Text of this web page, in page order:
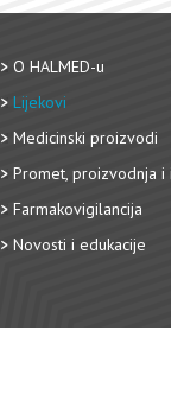
O HALMED-u
Lijekovi
Medicinski proizvodi
Promet, proizvodnja i
Farmakovigilancija
Novosti i edukacije